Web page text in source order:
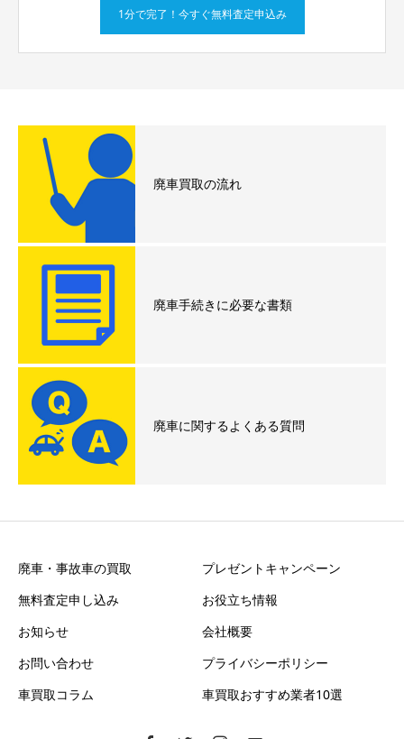
1分で完了！今すぐ無料査定申込み
廃車買取の流れ
廃車手続きに必要な書類
廃車に関するよくある質問
廃車・事故車の買取
プレゼントキャンペーン
無料査定申し込み
お役立ち情報
お知らせ
会社概要
お問い合わせ
プライバシーポリシー
車買取コラム
車買取おすすめ業者10選